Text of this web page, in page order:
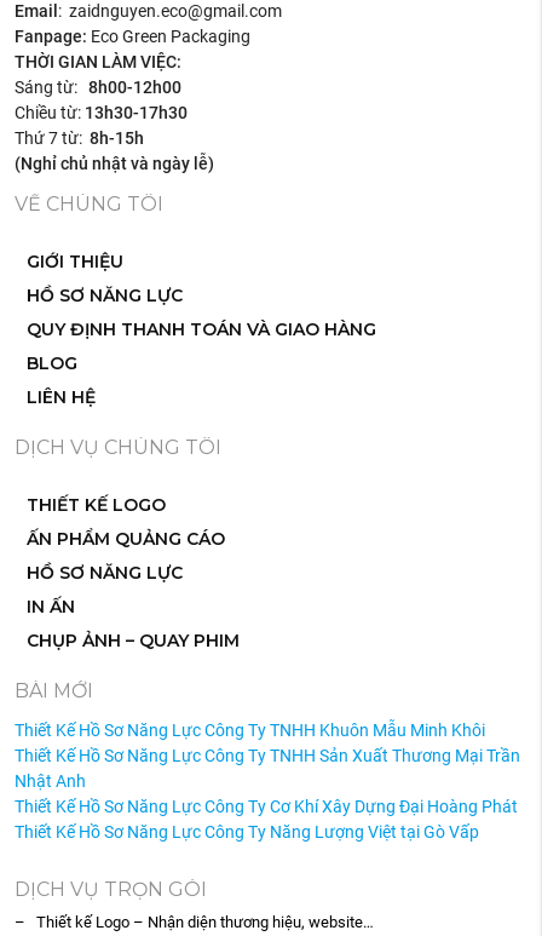
Email : zaidnguyen.eco@gmail.com
Fanpage: Eco Green Packaging
THỜI GIAN LÀM VIỆC:
Sáng từ:8h00-12h00
Chiều từ: 13h30-17h30
Thứ 7 từ:8h-15h
(Nghỉ chủ nhật và ngày lễ)
VỀ CHÚNG TÔI
GIỚI THIỆU
HỒ SƠ NĂNG LỰC
QUY ĐỊNH THANH TOÁN VÀ GIAO HÀNG
BLOG
LIÊN HỆ
DỊCH VỤ CHÚNG TÔI
THIẾT KẾ LOGO
ẤN PHẨM QUẢNG CÁO
HỒ SƠ NĂNG LỰC
IN ẤN
CHỤP ẢNH – QUAY PHIM
BÀI MỚI
Thiết Kế Hồ Sơ Năng Lực Công Ty TNHH Khuôn Mẫu Minh Khôi
Thiết Kế Hồ Sơ Năng Lực Công Ty TNHH Sản Xuất Thương Mại Trần
Nhật Anh
Thiết Kế Hồ Sơ Năng Lực Công Ty Cơ Khí Xây Dựng Đại Hoàng Phát
Thiết Kế Hồ Sơ Năng Lực Công Ty Năng Lượng Việt tại Gò Vấp
DỊCH VỤ TRỌN GÓI
– Thiết kế Logo – Nhận diện thương hiệu, website…